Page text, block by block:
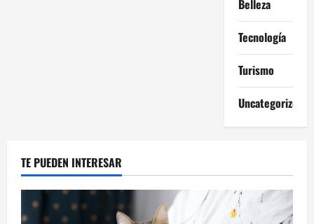
Belleza
Tecnología
Turismo
Uncategorized
TE PUEDEN INTERESAR